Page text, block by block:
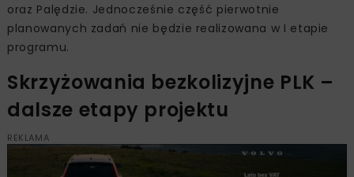
oraz Palędzie. Jednocześnie część pierwotnie
planowanych zadań nie będzie realizowana w I etapie
programu.
Skrzyżowania bezkolizyjne PLK –
dalsze etapy projektu
REKLAMA